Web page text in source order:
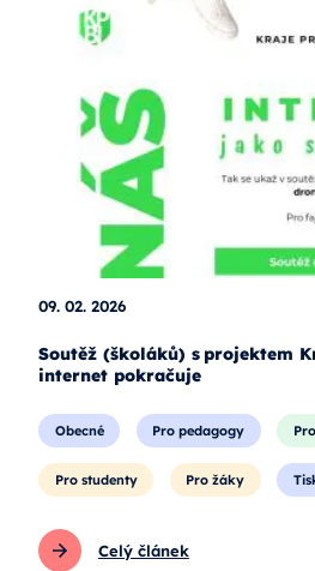
09. 02. 2026
Soutěž (školáků) s projektem
internet pokračuje
Obecné Pro pedagogy
Pro studenty Pro žáky
Celý článek